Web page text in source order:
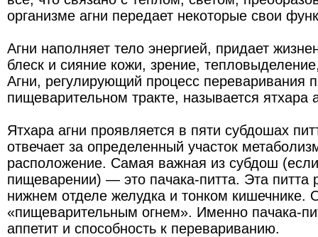
организме агни передает некоторые свои
Агни наполняет тело энергией, придает
блеск и сияние кожи, зрение,
Агни, регулирующий процесс переваривания
пищеварительном тракте, называется ятхара
Ятхара агни проявляется в пяти субдошах
отвечает за определенный участок
расположение. Самая важная из субдош (если
пищеварении) — это пачака-питта. Эта питта
нижнем отделе желудка и тонком кишечнике.
«пищеварительным огнем». Именно пачака-
аппетит и способность к перевариванию.